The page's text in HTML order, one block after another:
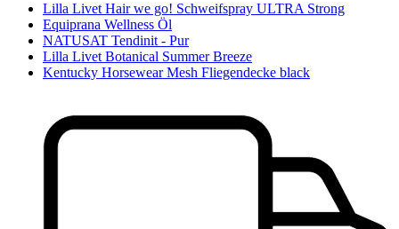
Lilla Livet Hair we go! Schweifspray ULTRA Strong
Equiprana Wellness Öl
NATUSAT Tendinit - Pur
Lilla Livet Botanical Summer Breeze
Kentucky Horsewear Mesh Fliegendecke black